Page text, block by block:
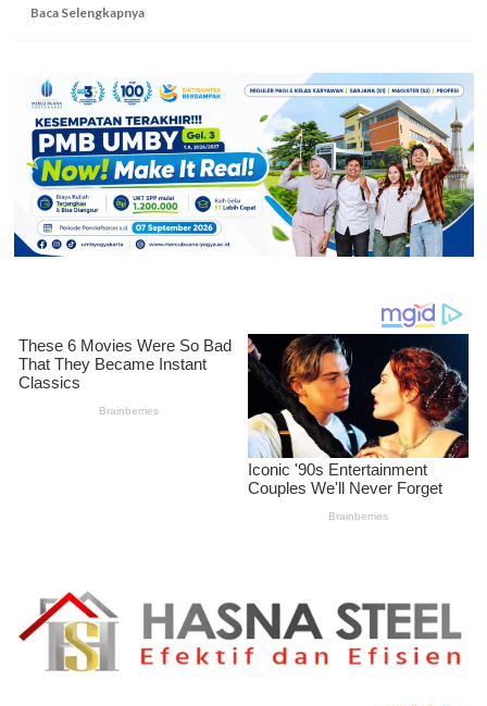
Baca SelengkapnyaRead
Voli
Cup
Reuni
U50
Nasional
UMBY
Sukses
Digelar